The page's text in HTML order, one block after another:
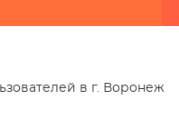
в г. Воронеж